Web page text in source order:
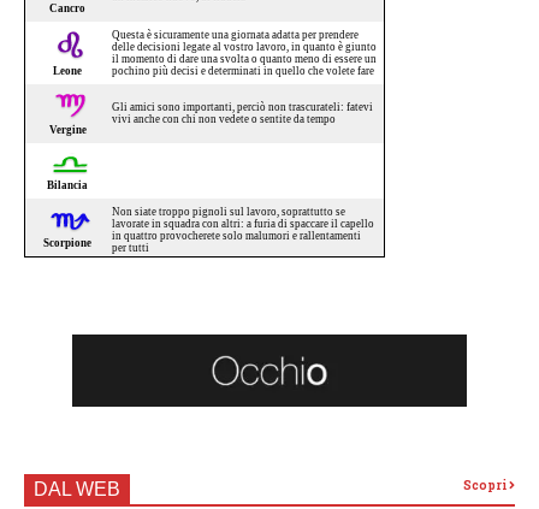
DAL WEB Scopri